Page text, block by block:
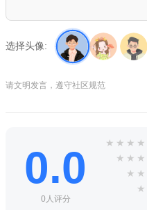
【海量乐库】3千万曲库，
【音乐视频】每首歌曲可
【上传视频】将自己的故
【推荐音乐】为你推荐优
【同步收藏】同步“我的收
选择头像:
请文明发言，遵守社区规范
0.0
0人评分
★ ★ ★ ★
★ ★ ★
★ ★
★